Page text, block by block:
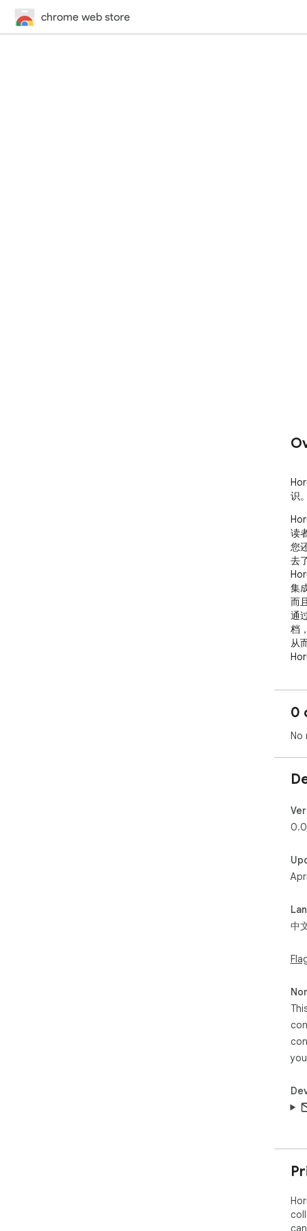
chrome web store
识
读
您
去
集
而
通
档
从
0
No
中